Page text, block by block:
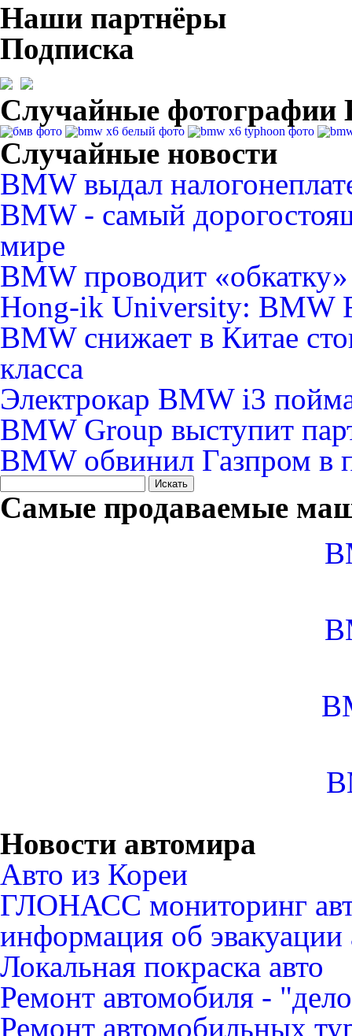
Наши партнёры
Подписка
Случайные фотографии
Случайные новости
BMW выдал
BMW - самый
мире
BMW проводит
Hong-ik University: BMW
BMW снижает в Китае
класса
Электрокар BMW i3
BMW Group выступит
BMW обвинил Газпром в
Самые продаваемые
Новости автомира
Авто из Кореи
ГЛОНАСС мониторинг
информация об эвакуации
Локальная покраска авто
Ремонт автомобиля -
Ремонт автомобильных